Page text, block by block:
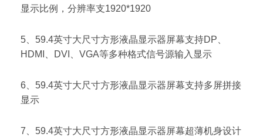
显示比例，分辨率支1920*1920
5、59.4英寸大尺寸方形液晶显示器屏幕支持DP、
HDMI、DVI、VGA等多种格式信号源输入显示
6、59.4英寸大尺寸方形液晶显示器屏幕支持多屏拼接
显示
7、59.4英寸大尺寸方形液晶显示器屏幕超薄机身设计